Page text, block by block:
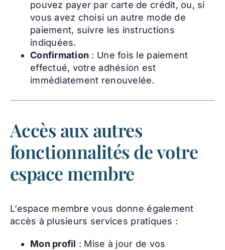
pouvez payer par carte de crédit, ou, si
vous avez choisi un autre mode de
paiement, suivre les instructions
indiquées.
Confirmation : Une fois le paiement
effectué, votre adhésion est
immédiatement renouvelée.
Accès aux autres
fonctionnalités de votre
espace membre
L’espace membre vous donne également
accès à plusieurs services pratiques :
Mon profil : Mise à jour de vos